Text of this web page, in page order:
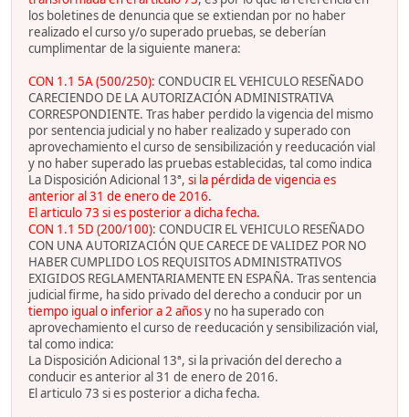
los boletines de denuncia que se extiendan por no haber
realizado el curso y/o superado pruebas, se deberían
cumplimentar de la siguiente manera:
CON 1.1 5A (500/250): CONDUCIR EL VEHICULO RESEÑADO
CARECIENDO DE LA AUTORIZACIÓN ADMINISTRATIVA
CORRESPONDIENTE. Tras haber perdido la vigencia del mismo
por sentencia judicial y no haber realizado y superado con
aprovechamiento el curso de sensibilización y reeducación vial
y no haber superado las pruebas establecidas, tal como indica
La Disposición Adicional 13ª, si la pérdida de vigencia es
anterior al 31 de enero de 2016.
El articulo 73 si es posterior a dicha fecha.
CON 1.1 5D (200/100): CONDUCIR EL VEHICULO RESEÑADO
CON UNA AUTORIZACIÓN QUE CARECE DE VALIDEZ POR NO
HABER CUMPLIDO LOS REQUISITOS ADMINISTRATIVOS
EXIGIDOS REGLAMENTARIAMENTE EN ESPAÑA. Tras sentencia
judicial firme, ha sido privado del derecho a conducir por un
tiempo igual o inferior a 2 añosy no ha superado con
aprovechamiento el curso de reeducación y sensibilización vial,
tal como indica:
La Disposición Adicional 13ª, si la privación del derecho a
conducir es anterior al 31 de enero de 2016.
El articulo 73 si es posterior a dicha fecha.